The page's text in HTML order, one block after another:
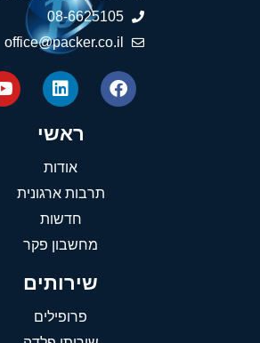
שירותים
פרופילים
ראשי
אודות
תרבות ארגונית
חדשות
מחשבון פקר
08-6625105
office@packer.co.il